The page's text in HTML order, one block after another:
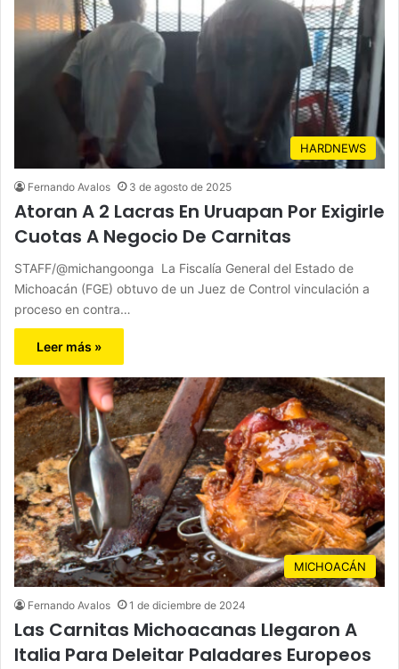
HARDNEWS
Fernando Avalos 3 de agosto de 2025
Atoran A 2 Lacras En Uruapan Por Exigirle
Cuotas A Negocio De Carnitas
STAFF/@michangoonga La Fiscalía General del Estado de
Michoacán (FGE) obtuvo de un Juez de Control vinculación a
proceso en contra…
Leer más »
MICHOACÁN
Fernando Avalos 1 de diciembre de 2024
Las Carnitas Michoacanas Llegaron A
Italia Para Deleitar Paladares Europeos